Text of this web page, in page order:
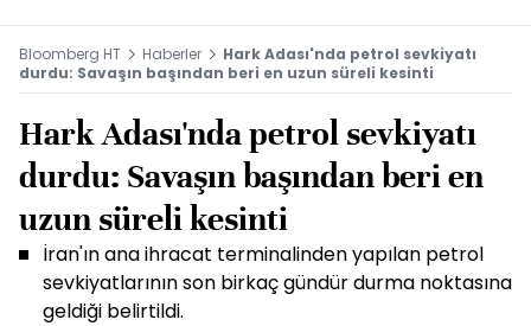
Bloomberg HT Haberler
Hark Adası'nda petrol sevkiyatı
durdu: Savaşın başından beri en uzun süreli kesinti
Hark Adası'nda petrol sevkiyatı
durdu: Savaşın başından beri en
uzun süreli kesinti
İran'ın ana ihracat terminalinden yapılan petrol
sevkiyatlarının son birkaç gündür durma noktasına
geldiği belirtildi.